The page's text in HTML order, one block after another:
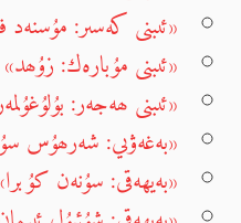
«ئىبنى كەسىر: مۇسنەد
«ئىبنى مۇبارەك: زۇھد»
«ئىبنى ھەجەر:
«بەغەۋىي: شەرھۇس
«بەيھەقى: سۇنەن